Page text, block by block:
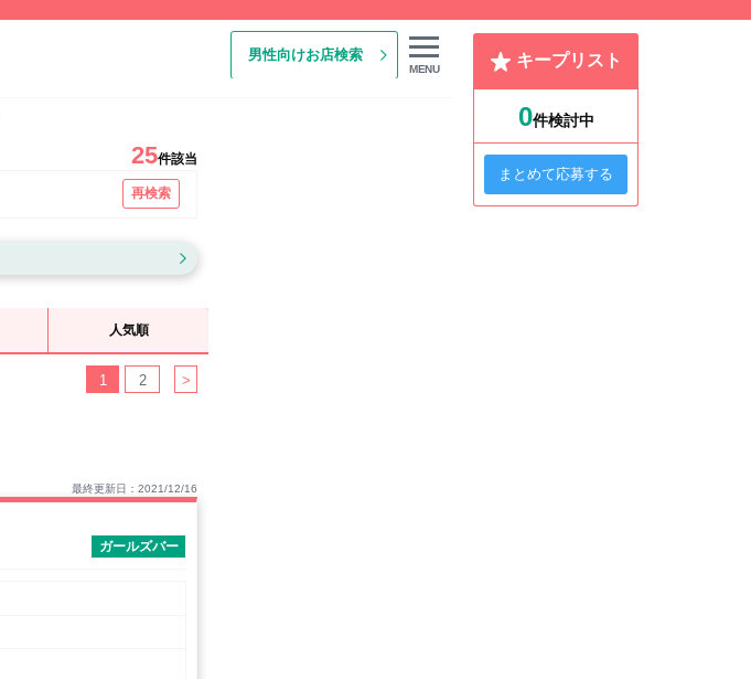
男性向けお店検索
MENU
25件該当
再検索
人気順
1 2 >
最終更新日：2021/12/16
ガールズバー
キープリスト
0件検討中
まとめて応募する